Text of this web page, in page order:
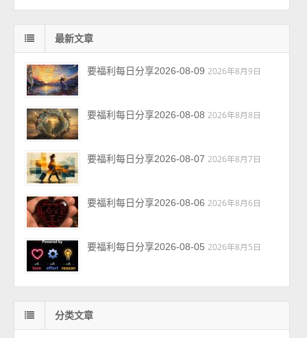
最新文章
要福利每日分享2026-08-09 2026年8月9日
要福利每日分享2026-08-08 2026年8月8日
要福利每日分享2026-08-07 2026年8月7日
要福利每日分享2026-08-06 2026年8月6日
要福利每日分享2026-08-05 2026年8月5日
分类文章